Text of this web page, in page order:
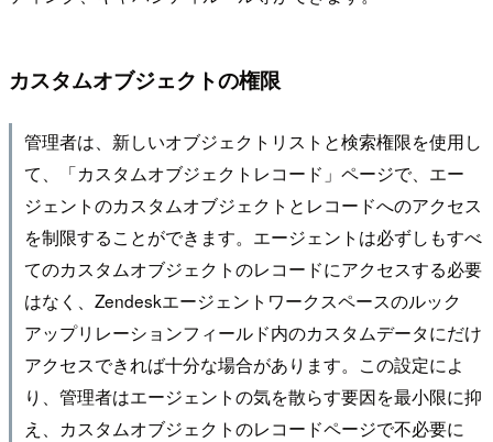
カスタムオブジェクトの権限
管理者は、新しいオブジェクトリストと検索権限を使用し
て、「カスタムオブジェクトレコード」ページで、エー
ジェントのカスタムオブジェクトとレコードへのアクセス
を制限することができます。エージェントは必ずしもすべ
てのカスタムオブジェクトのレコードにアクセスする必要
はなく、Zendeskエージェントワークスペースのルック
アップリレーションフィールド内のカスタムデータにだけ
アクセスできれば十分な場合があります。この設定によ
り、管理者はエージェントの気を散らす要因を最小限に抑
え、カスタムオブジェクトのレコードページで不必要に